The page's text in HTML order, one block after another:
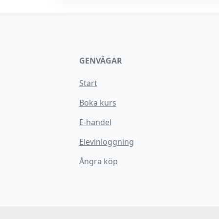
GENVÄGAR
Start
Boka kurs
E-handel
Elevinloggning
Ångra köp